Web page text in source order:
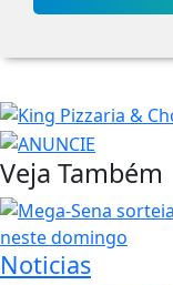
Veja Também
Noticias